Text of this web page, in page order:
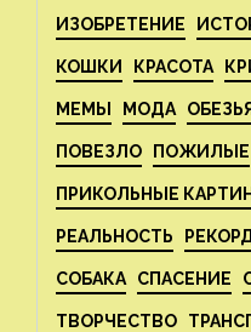
ИЗОБРЕТЕНИЕ
КОШКИ КРАСОТА
МЕМЫ МОДА
ПОВЕЗЛО ПОЖИЛЫЕ
ПРИКОЛЬНЫЕ
РЕАЛЬНОСТЬ
СОБАКА СПАСЕНИЕ
ТВОРЧЕСТВО